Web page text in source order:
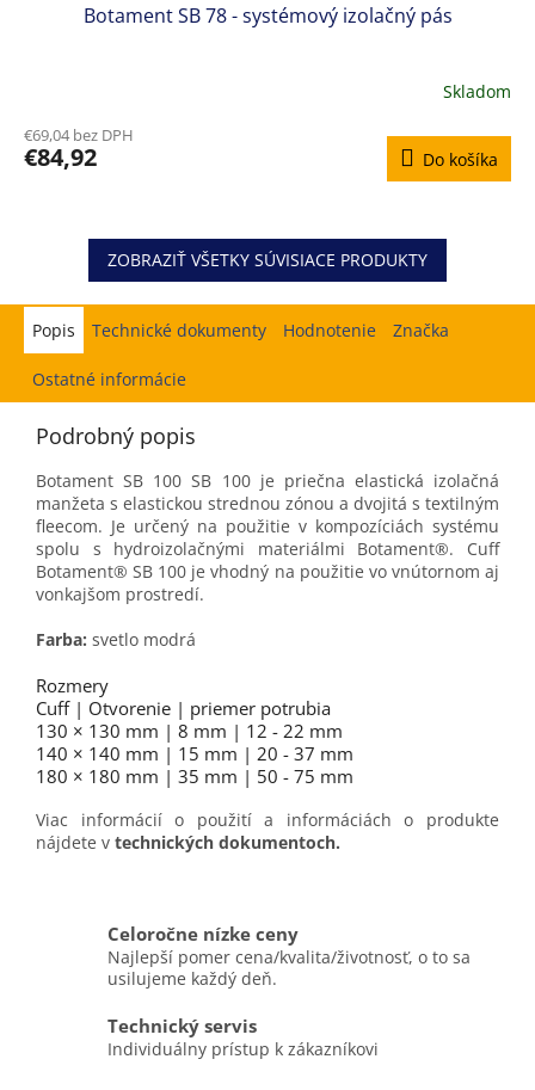
Botament SB 78 - systémový izolačný pás
produktu
je
hviezdičiek.
Skladom
€69,04 bez DPH
€84,92 Do košíka
ZOBRAZIŤ VŠETKY SÚVISIACE PRODUKTY
Popis Hodnotenie Značka
Ostatné informácie
Podrobný popis
Botament SB 100 SB 100 je priečna elastická izolačná
manžeta s elastickou strednou zónou a dvojitá s textilným
fleecom. Je určený na použitie v kompozíciách systému
spolu s hydroizolačnými materiálmi Botament®. Cuff
Botament® SB 100 je vhodný na použitie vo vnútornom aj
vonkajšom prostredí.
Farba: svetlo modrá
Rozmery
Cuff | Otvorenie | priemer potrubia
130 × 130 mm | 8 mm | 12 - 22 mm
140 × 140 mm | 15 mm | 20 - 37 mm
180 × 180 mm | 35 mm | 50 - 75 mm
Viac informácií o použití a informáciách o produkte
nájdete v technických dokumentoch.
Celoročne nízke ceny
Najlepší pomer cena/kvalita/životnosť, o to sa
usilujeme každý deň.
Technický servis
Individuálny prístup k zákazníkovi